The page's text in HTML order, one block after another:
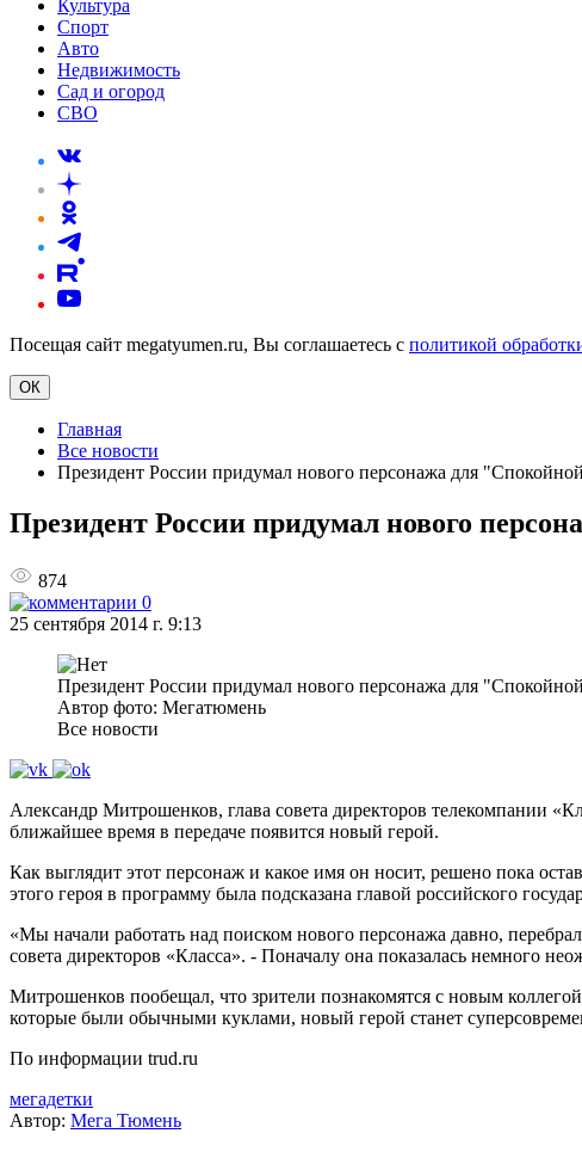
Культура
Спорт
Авто
Недвижимость
Сад и огород
СВО
Посещая сайт megatyumen.ru, Вы соглашаетесь с политикой
ОК
Главная
Все новости
Президент России придумал нового персонажа для
Президент России придумал нового
874
0
25 сентября 2014 г. 9:13
Президент России придумал нового персонажа для
Автор фото: Мегатюмень
Все новости
Александр Митрошенков, глава совета директоров телекомпании
ближайшее время в передаче появится новый герой.
Как выглядит этот персонаж и какое имя он носит, решено пока
этого героя в программу была подсказана главой российского
«Мы начали работать над поиском нового персонажа давно,
совета директоров «Класса». - Поначалу она показалась немного
Митрошенков пообещал, что зрители познакомятся с новым
которые были обычными куклами, новый герой станет
По информации trud.ru
мегадетки
Автор: Мега Тюмень